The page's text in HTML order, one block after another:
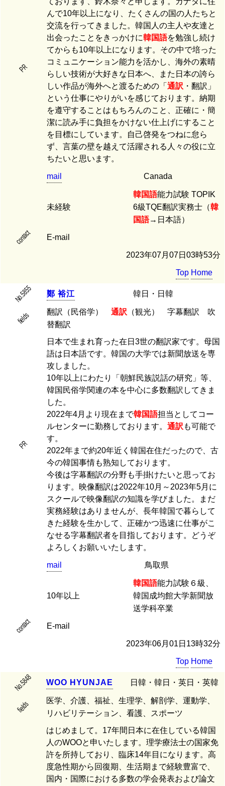
PR
んで10年以上になり、たくさんの国の人たちと
交流を行ってきました。韓国人の主人や友達と
出会ったことをきっかけに韓国語を勉強し続け
てからも10年以上になります。その中で培った
コミュニケーション能力を活かし、海外の素晴
らしい技術が大好きな日本へ、また日本の誇ら
しい作品が海外へと渡るための「 通訳 ・翻訳」
という仕事にやりがいを感じております。納期
を遵守することはもちろんのこと、正確に・簡
潔に読み手に負担をかけない仕上げにすること
を目標にしています。自己啓発をつねに怠ら
ず、言葉の壁を越えて活躍される人々の役に立
ちたいと思います。
mail Canada
未経験
韓国語能力試験 TOPIK
6級TQE翻訳実務士（韓
国語→日本語）
contact E-mail
2023年07月07日03時53分
Top Home
No.5855 鄭 裕江 韓日・日韓
fields 翻訳（民俗学） 通訳 （観光） 字幕翻訳 吹
替翻訳
PR
日本で生まれ育った在日3世の翻訳家です。母国
語は日本語です。韓国の大学では新聞放送を専
攻しました。
10年以上にわたり「朝鮮民族説話の研究」等、
韓国民俗学関連の本を中心に多数翻訳してきま
した。
2022年4月より現在まで韓国語担当としてコー
ルセンターに勤務しております。 通訳 も可能で
す。
2022年まで約20年近く韓国在住だったので、古
今の韓国事情も熟知しております。
今後は字幕翻訳の分野も手掛けたいと思ってお
ります。映像翻訳は2022年10月～2023年5月に
スクールで映像翻訳の知識を学びました。まだ
実務経験はありませんが、長年韓国で暮らして
きた経験を生かして、正確かつ迅速に仕事がこ
なせる字幕翻訳者を目指しております。どうぞ
よろしくお願いいたします。
mail 鳥取県
10年以上
韓国語能力試験６級、
韓国成均館大学新聞放
送学科卒業
contact E-mail
2023年06月01日13時32分
Top Home
No.5848 WOO H YU N JA E 日韓・韓日・英日・英韓
fields
医学、介護、福祉、生理学、解剖学、運動学、
リハビリテーション、看護、スポーツ
はじめまして。17年間日本に在住している韓国
人のWOOと申いたします。理学療法士の国家免
許を所持しており、臨床14年目になります。高
度急性期から回復期、生活期まで経験豊富で、
国内・国際における多数の学会発表および論文